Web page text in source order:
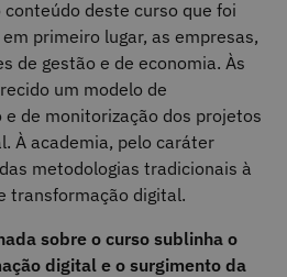
deste curso que foi
primeiro lugar, as empresas,
de gestão e de economia. Às
um modelo de
de monitorização dos projetos
À academia, pelo caráter
metodologias tradicionais à
transformação digital.
sobre o curso sublinha o
digital e o surgimento da